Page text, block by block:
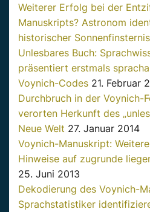
Weiterer Erfolg bei der
Manuskripts? Astronom
historischer Sonnenfinsternis
Unlesbares Buch:
präsentiert erstmals
Voynich-Codes 21. Februar
Durchbruch in der Voynich-
verorten Herkunft des
Neue Welt 27. Januar 2014
Voynich-Manuskript:
Hinweise auf zugrunde
25. Juni 2013
Dekodierung des Voynich-
Sprachstatistiker